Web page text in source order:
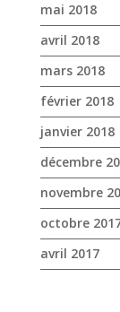
mai 2018
avril 2018
mars 2018
février 2018
janvier 2018
décembre
novembre
octobre
avril 2017